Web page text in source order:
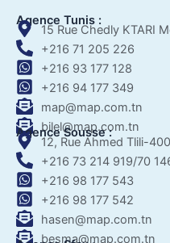
Agence Tunis :
15 Rue Chedly KTARI
+216 71 205 226
+216 93 177 128
+216 94 177 349
map@map.com.tn
bilel@map.com.tn
Agence Sousse :
12, Rue Ahmed Tlili-
+216 73 214 919/70
+216 98 177 543
+216 98 177 542
hasen@map.com.tn
besma@map.com.tn